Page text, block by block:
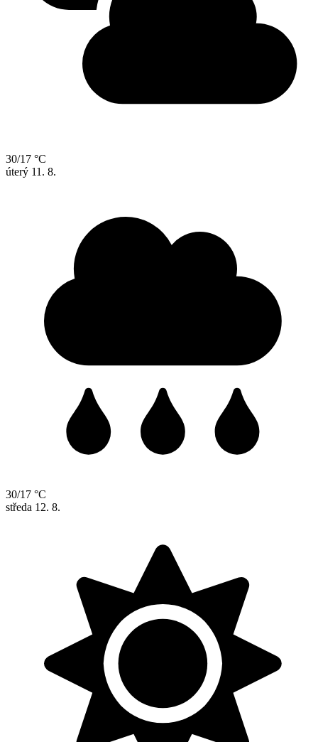
30/17 °C
úterý 11. 8.
30/17 °C
středa 12. 8.